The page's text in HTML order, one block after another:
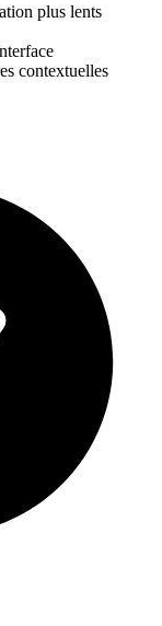
plus lents
contextuelles